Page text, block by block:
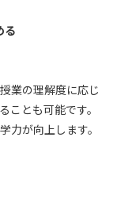
る
業の理解度に応じ
ことも可能です。
力が向上します。